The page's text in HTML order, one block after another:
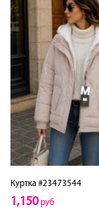
Куртка #23473544
1,150руб